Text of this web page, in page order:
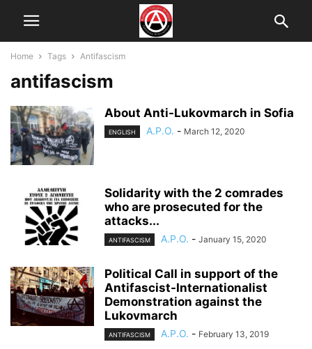
Home Tags Antifascism
antifascism
About Anti-Lukovmarch in Sofia
ENGLISH A.P.O. - March 12, 2020
Solidarity with the 2 comrades
who are prosecuted for the
attacks...
ANTIFASCISM A.P.O. - January 15, 2020
Political Call in support of the
Antifascist-Internationalist
Demonstration against the
Lukovmarch
ANTIFASCISM A.P.O. - February 13, 2019